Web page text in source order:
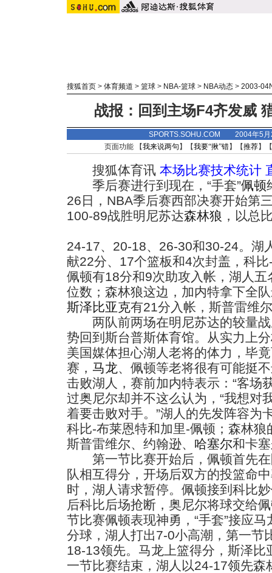
搜狐首页 > 体育频道 > 篮球 > NBA-篮球 > NBA动态 > 2003-
战报：回到主场F4齐发威
SPORTS.SOHU.COM 2004年5
页面功能 【我来说两句 】【我要“揪”错】【推荐】
搜狐体育讯 本场比赛技术统计
季后赛进行到现在，“手套”佩顿
26日，NBA季后赛西部决赛开始第
100-89战胜明尼苏达森林狼 ，以总
24-17、20-18、26-30和30-24。湖
献22分、17个篮板和4次封盖，科比
佩顿有18分和9次助攻入帐，湖人
位数；森林狼这边，加内特拿下全
斯泽比亚克有21分入帐，斯普雷维
两队前两场在明尼苏达的较量战
势回到斯台普斯体育馆。从实力上
美国媒体担心湖人老将的体力，毕
赛， 马龙、佩顿等老将很有可能挺
击败湖人，赛前加内特表示：“客场
过奥尼尔却并不这么认为，“我想对
着要击败对手。”湖人的先发阵容为
科比-布莱恩特和加里-佩顿；森林
斯普雷维尔、约翰逊、 哈塞尔和卡
第一节比赛开始后，佩顿首先在
队相互得分，开场后双方的投篮命
时，湖人请求暂停。佩顿接到科比
后科比后场抢断，奥尼尔将球交给
节比赛佩顿表现神勇，“手套”接应
分球，湖人打出7-0小高潮，第一节
18-13领先。马龙上篮得分，斯泽比
一节比赛结束，湖人以24-17领先森